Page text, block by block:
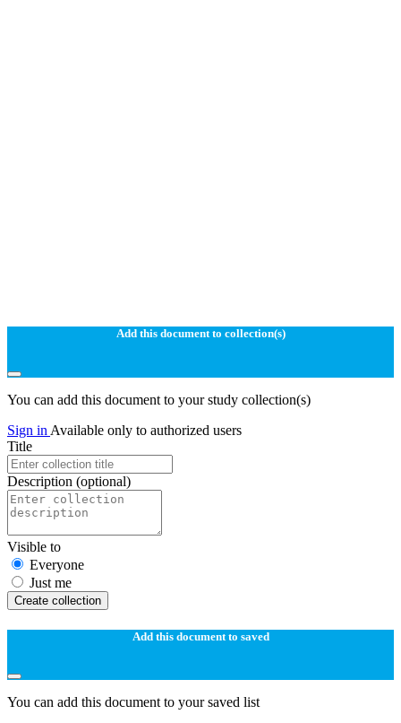
Add this document to collection(s)
You can add this document to your study collection(s)
Sign in Available only to authorized users
Title
Description (optional)
Visible to
Everyone
Just me
Create collection
Add this document to saved
You can add this document to your saved list